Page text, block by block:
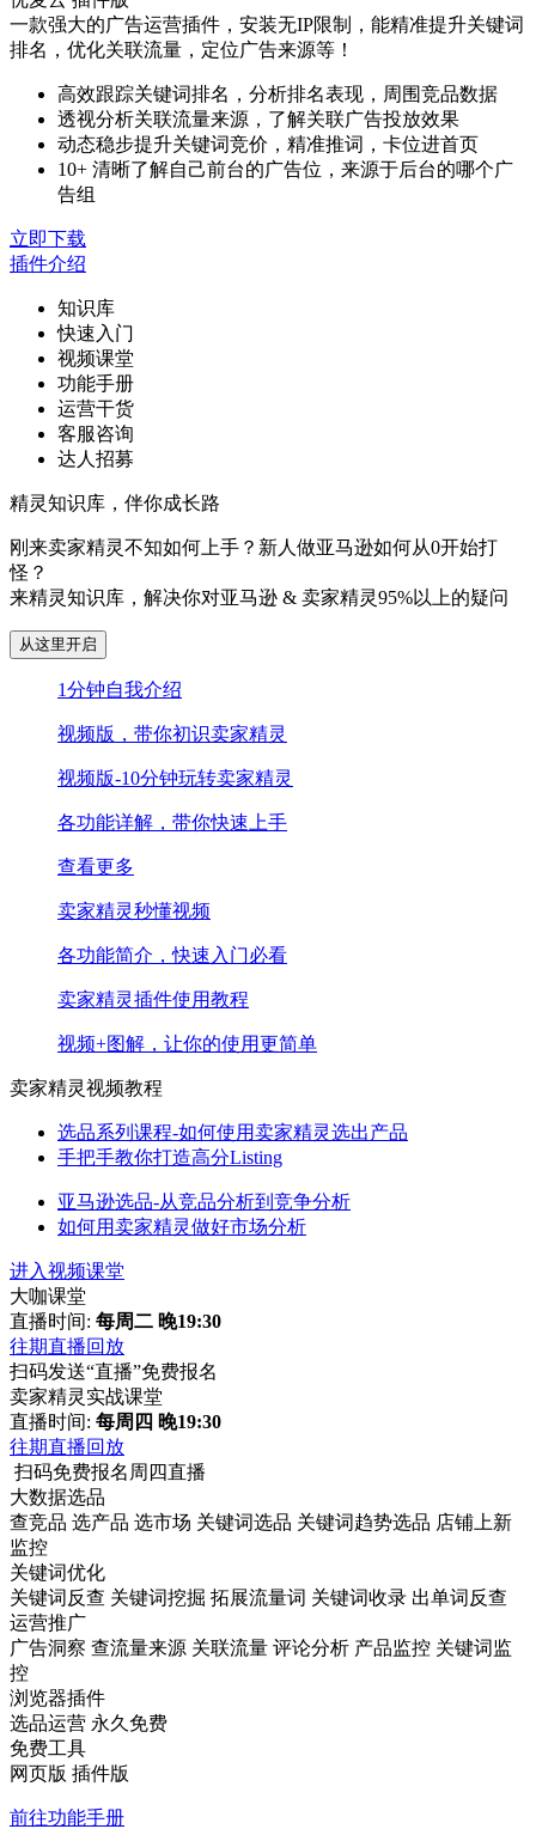
一款强大的广告运营插件，安装无IP限制，能精准提升关键词
排名，优化关联流量，定位广告来源等！
高效跟踪关键词排名，分析排名表现，周围竞品数据
透视分析关联流量来源，了解关联广告投放效果
动态稳步提升关键词竞价，精准推词，卡位进首页
10+ 清晰了解自己前台的广告位，来源于后台的哪个广
告组
立即下载
插件介绍
知识库
快速入门
视频课堂
功能手册
运营干货
客服咨询
达人招募
精灵知识库，伴你成长路
刚来卖家精灵不知如何上手？新人做亚马逊如何从0开始打
怪？
来精灵知识库，解决你对亚马逊 & 卖家精灵95%以上的疑问
从这里开启
1分钟自我介绍
视频版，带你初识卖家精灵
视频版-10分钟玩转卖家精灵
各功能详解，带你快速上手
查看更多
卖家精灵秒懂视频
各功能简介，快速入门必看
卖家精灵插件使用教程
视频+图解，让你的使用更简单
卖家精灵视频教程
选品系列课程-如何使用卖家精灵选出产品
手把手教你打造高分Listing
亚马逊选品-从竞品分析到竞争分析
如何用卖家精灵做好市场分析
进入视频课堂
大咖课堂
直播时间: 每周二 晚19:30
往期直播回放
扫码发送“直播”免费报名
卖家精灵实战课堂
直播时间: 每周四 晚19:30
往期直播回放
扫码免费报名周四直播
大数据选品
查竞品 选产品 选市场 关键词选品 关键词趋势选品 店铺上新
监控
关键词优化
关键词反查 关键词挖掘 拓展流量词 关键词收录 出单词反查
运营推广
广告洞察 查流量来源 关联流量 评论分析 产品监控 关键词监
控
浏览器插件
选品运营 永久免费
免费工具
网页版 插件版
前往功能手册